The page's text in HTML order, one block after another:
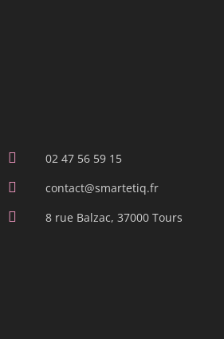
02 47 56 59 15
contact@smartetiq.fr
8 rue Balzac, 37000 Tours